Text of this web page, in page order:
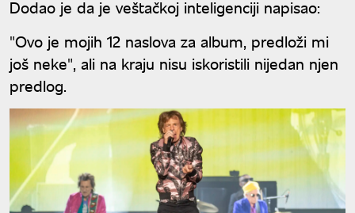
Dodao je da je veštačkoj inteligenciji napisao:
"Ovo je mojih 12 naslova za album, predloži mi
još neke", ali na kraju nisu iskoristili nijedan njen
predlog.